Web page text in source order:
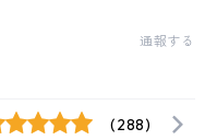
通報する
(288)